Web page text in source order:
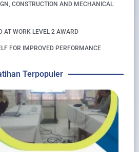
CONSTRUCTION AND MECHANICAL
AT WORK LEVEL 2 AWARD
FOR IMPROVED PERFORMANCE
Terpopuler